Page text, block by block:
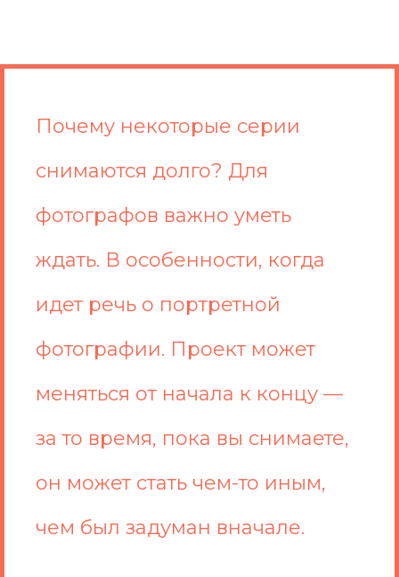
Почему некоторые серии
снимаются долго? Для
фотографов важно уметь
ждать. В особенности, когда
идет речь о портретной
фотографии. Проект может
меняться от начала к концу —
за то время, пока вы снимаете,
он может стать чем-то иным,
чем был задуман вначале.